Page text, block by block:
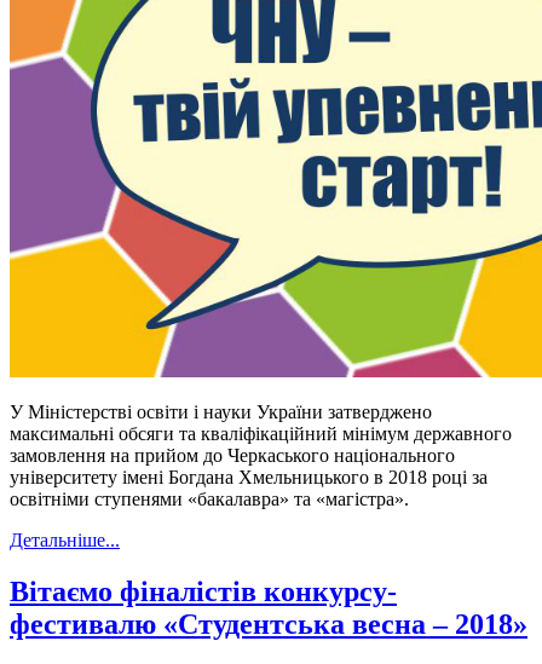
У Міністерстві освіти і науки України затверджено
максимальні обсяги та кваліфікаційний мінімум державного
замовлення на прийом до Черкаського національного
університету імені Богдана Хмельницького в 2018 році за
освітніми ступенями «бакалавра» та «магістра».
Детальніше...
Вітаємо фіналістів конкурсу-
фестивалю «Студентська весна – 2018»